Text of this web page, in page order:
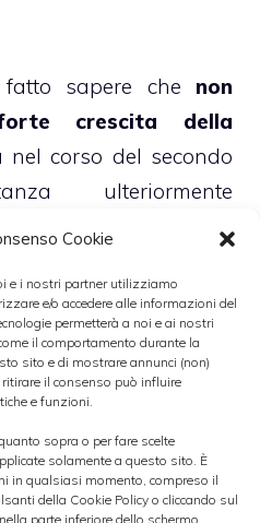
Cookie
e i nostri partner utilizziamo
e/o accedere alle informazioni del
permetterà a noi e ai nostri
il comportamento durante la
sito e di mostrare annunci (non)
il consenso può influire
e funzioni.
sopra o per fare scelte
solamente a questo sito. È
in qualsiasi momento, compreso il
della Cookie Policy o cliccando sul
parte inferiore dello schermo.
sapere che non
crescita della
nel corso del secondo
ulteriormente
necessari per
della sim milanese,
va posticipata al
non si esclude
europeo possa
daltrend
emergenti,